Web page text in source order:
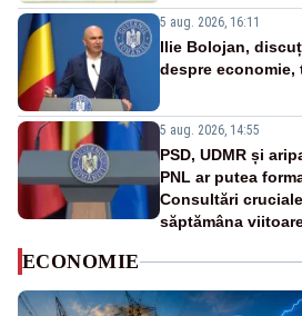
5 aug. 2026, 16:11
Ilie Bolojan,
despre economie,
5 aug. 2026, 14:55
PSD, UDMR și
PNL ar putea
Consultări
săptămâna
ECONOMIE